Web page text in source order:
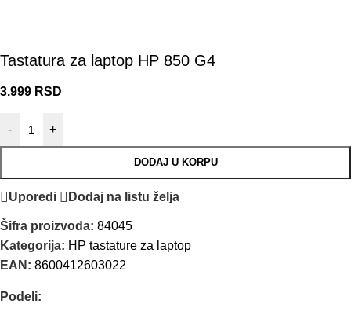
Tastatura za laptop HP 850 G4
3.999 RSD
- +
DODAJ U KORPU
Uporedi Dodaj na listu želja
Šifra proizvoda: 84045
Kategorija: HP tastature za laptop
EAN: 8600412603022
Podeli: